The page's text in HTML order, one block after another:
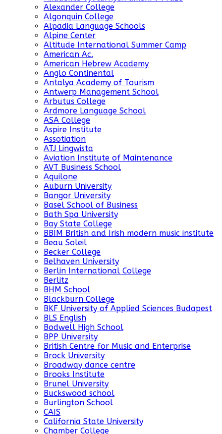
Alexander College
Algonquin College
Alpadia Language Schools
Alpine Center
Altitude International Summer Camp
American Ac.
American Hebrew Academy
Anglo Continental
Antalya Academy of Tourism
Antwerp Management School
Arbutus College
Ardmore Language School
ASA College
Aspire Institute
Assotiation
ATJ Lingwista
Aviation Institute of Maintenance
AVT Business School
Aquilone
Auburn University
Bangor University
Basel School of Business
Bath Spa University
Bay State College
BBIM British and Irish modern music institute
Beau Soleil
Becker College
Belhaven University
Berlin International College
Berlitz
BHM School
Blackburn College
BKF University of Applied Sciences Budapest
BLS English
Bodwell High School
BPP University
British Centre for Music and Enterprise
Brock University
Broadway dance centre
Brooks Institute
Brunel University
Buckswood school
Burlington School
CAIS
California State University
Chamber College